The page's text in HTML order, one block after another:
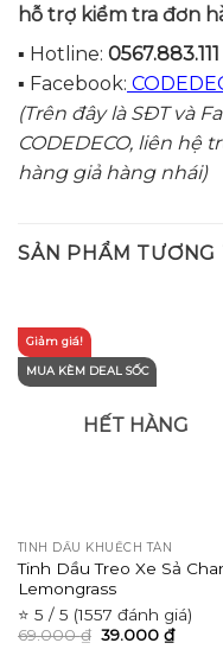
hỗ trợ kiểm tra đơn
▪️ Hotline: 0567.883.111
▪️ Facebook:
(Trên đây là SĐT và
CODEDECO, liên hệ
hàng giả hàng nhái)
SẢN PHẨM TƯƠNG
Giảm giá!
MUA KÈM DEAL SỐC
HẾT HÀNG
TINH DẦU KHUẾCH TÁN
Tinh Dầu Treo Xe Sả
Lemongrass
⭐ 5 / 5 (1557 đánh giá)
69.000₫ 39.000 ₫